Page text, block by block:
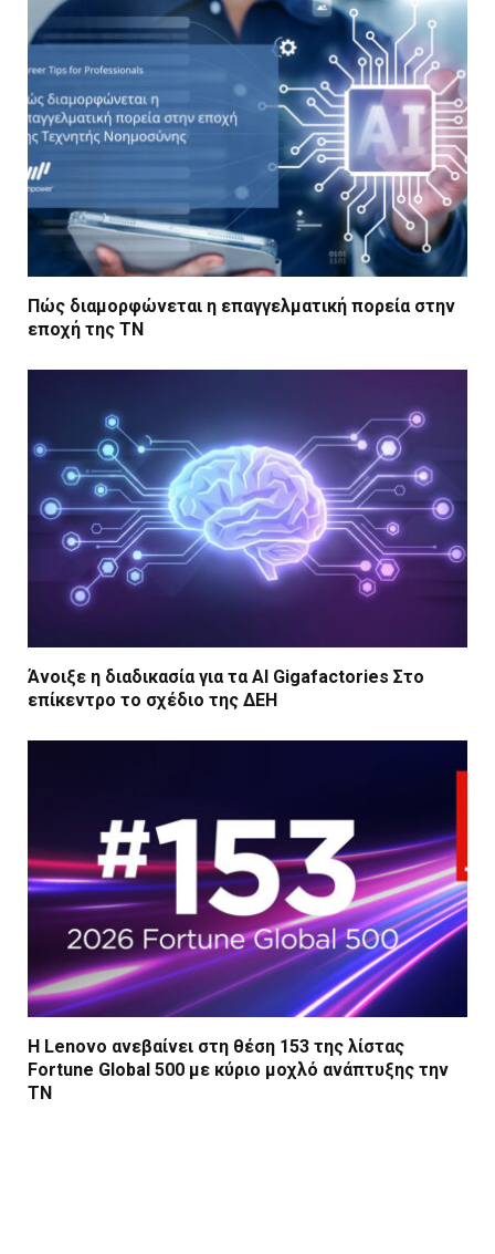
Πώς διαμορφώνεται η επαγγελματική πορεία στην
εποχή της ΤΝ
Άνοιξε η διαδικασία για τα AI Gigafactories Στο
επίκεντρο το σχέδιο της ΔΕΗ
Η Lenovo ανεβαίνει στη θέση 153 της λίστας
Fortune Global 500 με κύριο μοχλό ανάπτυξης την
ΤΝ